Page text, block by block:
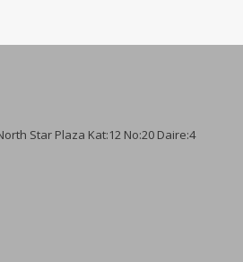
Star Plaza Kat:12 No:20 Daire:4